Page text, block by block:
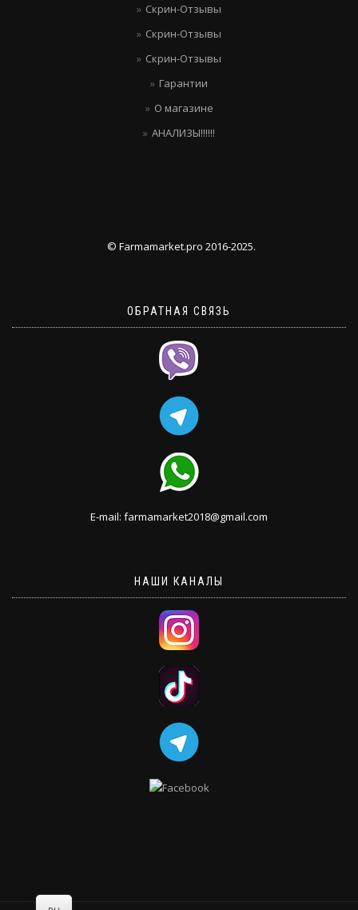
Скрин-Отзывы
Скрин-Отзывы
Скрин-Отзывы
Гарантии
О магазине
АНАЛИЗЫ!!!!!!
© Farmamarket.pro 2016-2025.
ОБРАТНАЯ СВЯЗЬ
E-mail: farmamarket2018@gmail.com
НАШИ КАНАЛЫ